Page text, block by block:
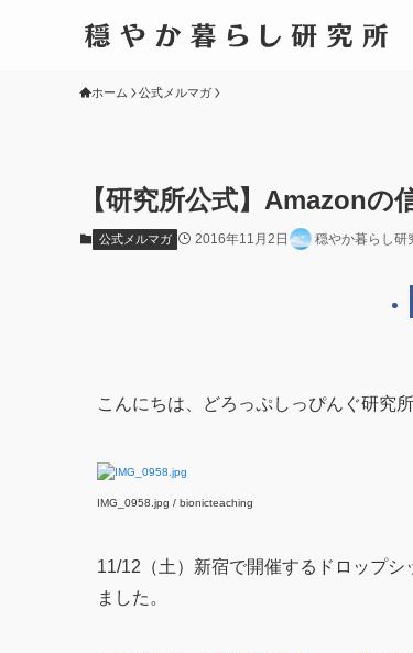
ホーム 公式メルマガ
【研究所公式】Amazon
公式メルマガ 2016年11月2日 穏やか暮らし研
こんにちは、どろっぷしっぴんぐ研究
IMG_0958.jpg / bionicteaching
11/12（土）新宿で開催するドロップ
ました。